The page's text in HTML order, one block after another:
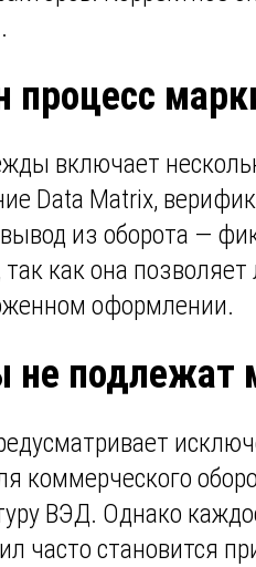
процесс
включает
Data Matrix,
из оборота —
как она
оформлении.
не подлежат
коммерческого
ВЭД. Однако
часто становится